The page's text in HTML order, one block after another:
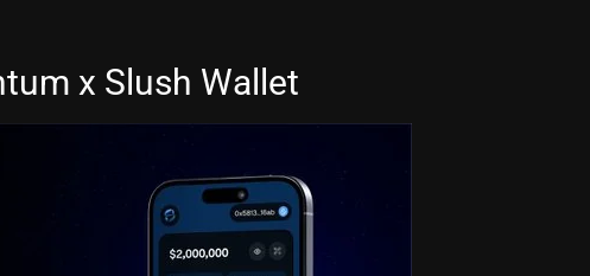
x Slush Wallet